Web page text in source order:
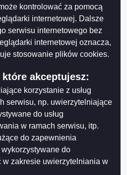
kontrolować za pomocą
internetowej. Dalsze
serwisu internetowego bez
internetowej oznacza,
stosowanie plików cookies.
akceptujesz:
korzystanie z usług
serwisu, np. uwierzytelniające
do usług
w ramach serwisu, itp.
do zapewnienia
do
w zakresie uwierzytelniania w